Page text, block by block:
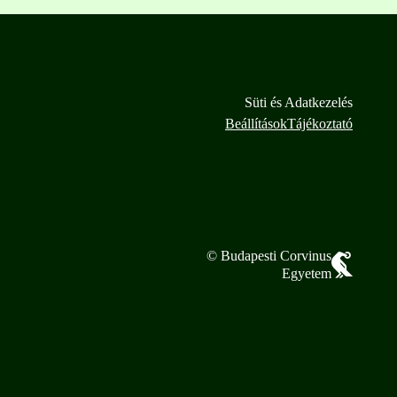
Süti és Adatkezelés
BeállításokTájékoztató
© Budapesti Corvinus
Egyetem